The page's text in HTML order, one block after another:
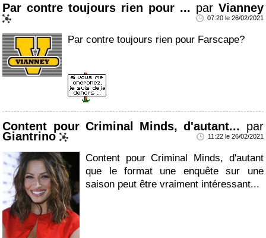
Par contre toujours rien pour ... par Vianney
07:20 le 26/02/2021
Par contre toujours rien pour Farscape?
Content pour Criminal Minds, d'autant... par
Giantrino 11:22 le 26/02/2021
Content pour Criminal Minds, d'autant
que le format une enquête sur une
saison peut être vraiment intéressant...